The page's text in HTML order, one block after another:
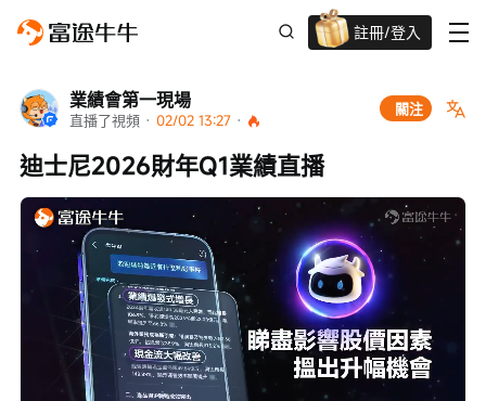
註冊/登入
高達過千蚊獎賞
業績會第一現場
直播了視頻 · 02/02 13:27 ·
關注
迪士尼2026財年Q1業績直播